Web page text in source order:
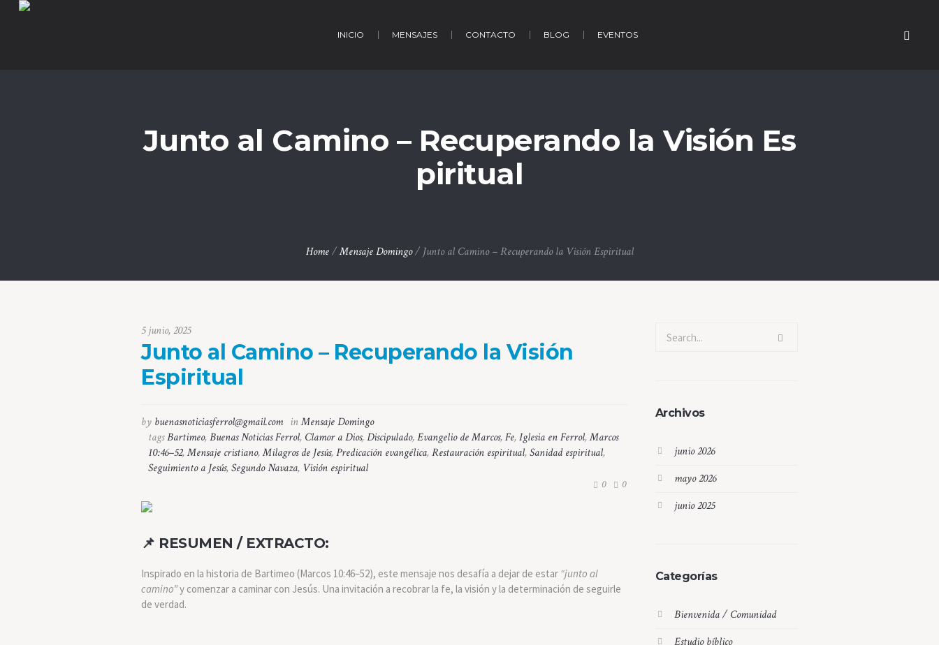
INICIO MENSAJES CONTACTO BLOG EVENTOS
Junto al Camino – Recuperando la Visión Es
piritual
Home /Mensaje Domingo / Junto al Camino – Recuperando la Visión Espiritual
5 junio, 2025
Junto al Camino – Recuperando la Visión
Espiritual
by buenasnoticiasferrol@gmail.com inMensaje Domingo
tagsBartimeo,Buenas Noticias Ferrol, Clamor a Dios,Discipulado,Evangelio de Marcos,Fe,Iglesia en Ferrol,Marcos
10:46–52,Mensaje cristiano,Milagros de Jesús,Predicación evangélica,Restauración espiritual,Sanidad espiritual,
Seguimiento a Jesús,Segundo Navaza, Visión espiritual
0 0
📌 RESUMEN / EXTRACTO:
Inspirado en la historia de Bartimeo (Marcos 10:46–52), este mensaje nos desafía a dejar de estar “junto al
camino”y comenzar a caminar con Jesús. Una invitación a recobrar la fe, la visión y la determinación de seguirle
de verdad.
Archivos
junio 2026
mayo 2026
junio 2025
Categorías
Bienvenida / Comunidad
Estudio bíblico